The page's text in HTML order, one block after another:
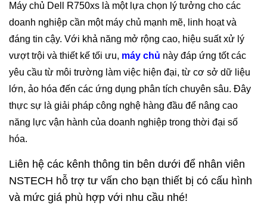
Máy chủ Dell R750xs là một lựa chọn lý tưởng cho các
doanh nghiệp cần một máy chủ mạnh mẽ, linh hoạt và
đáng tin cậy. Với khả năng mở rộng cao, hiệu suất xử lý
vượt trội và thiết kế tối ưu, máy chủ này đáp ứng tốt các
yêu cầu từ môi trường làm việc hiện đại, từ cơ sở dữ liệu
lớn, ảo hóa đến các ứng dụng phân tích chuyên sâu. Đây
thực sự là giải pháp công nghệ hàng đầu để nâng cao
năng lực vận hành của doanh nghiệp trong thời đại số
hóa.
Liên hệ các kênh thông tin bên dưới để nhân viên
NSTECH hỗ trợ tư vấn cho bạn thiết bị có cấu hình
và mức giá phù hợp với nhu cầu nhé!